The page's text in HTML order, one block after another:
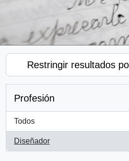
Restringir resultados
Profesión
Todos
Diseñador
, 1 resultados